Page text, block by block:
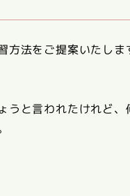
法をご提案いたし
と言われたけれど、